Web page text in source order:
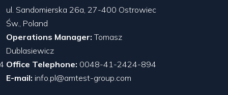
ul. Sandomierska 26a, 27-400 Ostrowiec
Św., Poland
Operations Manager: Tomasz
Dublasiewicz
Office Telephone: 0048-41-2424-894
E-mail: info.pl@amtest-group.com